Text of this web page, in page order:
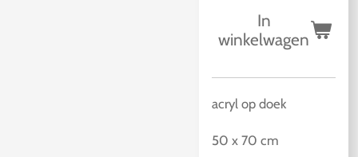
In
winkelwagen
acryl op doek
50 x 70 cm